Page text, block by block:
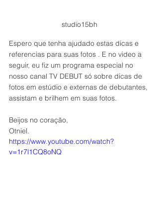
studio15bh
Espero que tenha ajudado estas dicas e
referencias para suas fotos . E no video a
seguir, eu fiz um programa especial no
nosso canal TV DEBUT só sobre dicas de
fotos em estúdio e externas de debutantes,
assistam e brilhem em suas fotos.
Beijos no coração,
Otniel.
https://www.youtube.com/watch?
v=1r7l1CQ8oNQ